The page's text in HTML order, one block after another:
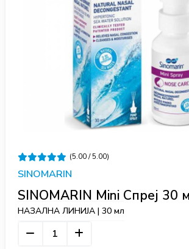
(5.00 / 5.00)
SINOMARIN
SINOMARIN Mini Спреј 30
НАЗАЛНА ЛИНИЈА | 30 мл